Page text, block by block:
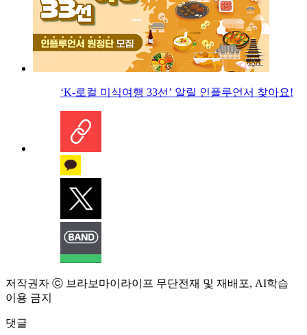
‘K-로컬 미식여행 33선’ 알릴 인플루언서 찾아요!
저작권자 ⓒ 브라보마이라이프 무단전재 및 재배포, AI학습
이용 금지
댓글